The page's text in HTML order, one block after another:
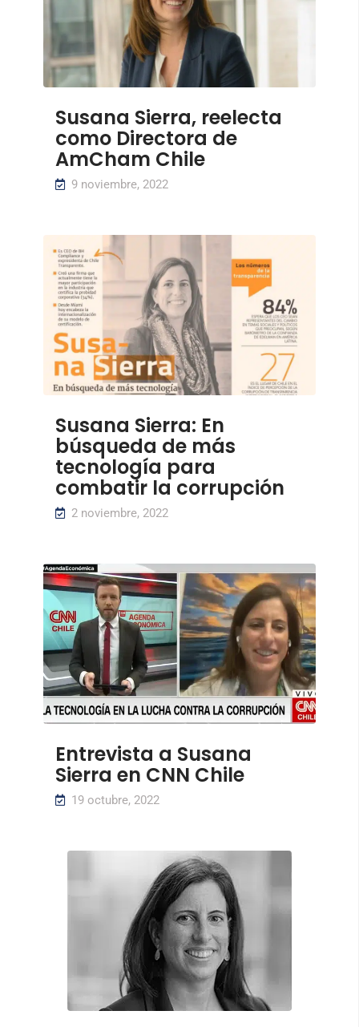
Susana Sierra, reelecta
como Directora de
AmCham Chile
9 noviembre, 2022
Susana Sierra: En
búsqueda de más
tecnología para
combatir la corrupción
2 noviembre, 2022
Entrevista a Susana
Sierra en CNN Chile
19 octubre, 2022